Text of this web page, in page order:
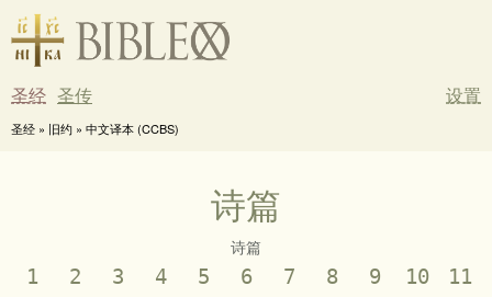
圣经 圣传 设置
圣经 » 旧约 » 中文译本 (CCBS)
诗篇
诗篇
1 2 3 4 5 6 7 8 9 10
11